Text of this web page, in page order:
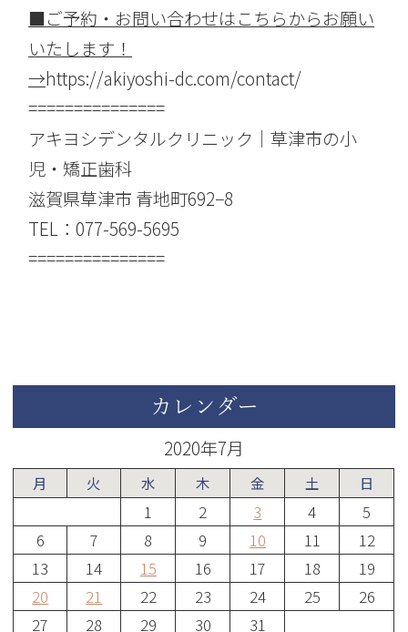
■ご予約・お問い合わせはこちらからお願い
いたします！
→https://akiyoshi-dc.com/contact/
===============
アキヨシデンタルクリニック｜草津市の小
児・矯正歯科
滋賀県草津市 青地町692−8
TEL：077-569-5695
===============
カレンダー
2020年7月
月 火 水 木 金 土 日
1 2 3 4
5
6
7 8 9 10 11
12
13
14 15 16 17 18
19
20
21 22 23 24 25
26
27
28 29 30 31